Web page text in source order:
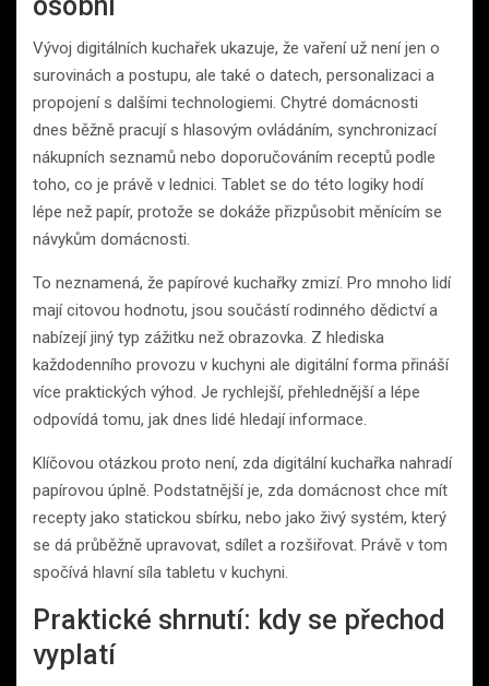
Vývoj digitálních kuchařek ukazuje, že vaření už není jen o
surovinách a postupu, ale také o datech, personalizaci a
propojení s dalšími technologiemi. Chytré domácnosti
dnes běžně pracují s hlasovým ovládáním, synchronizací
nákupních seznamů nebo doporučováním receptů podle
toho, co je právě v lednici. Tablet se do této logiky hodí
lépe než papír, protože se dokáže přizpůsobit měnícím se
návykům domácnosti.
To neznamená, že papírové kuchařky zmizí. Pro mnoho lidí
mají citovou hodnotu, jsou součástí rodinného dědictví a
nabízejí jiný typ zážitku než obrazovka. Z hlediska
každodenního provozu v kuchyni ale digitální forma přináší
více praktických výhod. Je rychlejší, přehlednější a lépe
odpovídá tomu, jak dnes lidé hledají informace.
Klíčovou otázkou proto není, zda digitální kuchařka nahradí
papírovou úplně. Podstatnější je, zda domácnost chce mít
recepty jako statickou sbírku, nebo jako živý systém, který
se dá průběžně upravovat, sdílet a rozšiřovat. Právě v tom
spočívá hlavní síla tabletu v kuchyni.
Praktické shrnutí: kdy se přechod
vyplatí